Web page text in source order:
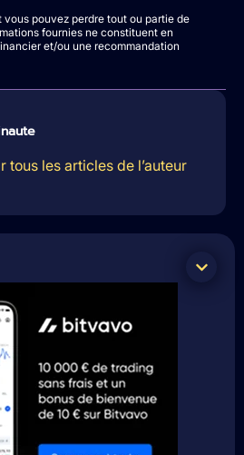
vous pouvez perdre tout ou partie de
fournies ne constituent en
et/ou une recommandation
tous les articles de l’auteur